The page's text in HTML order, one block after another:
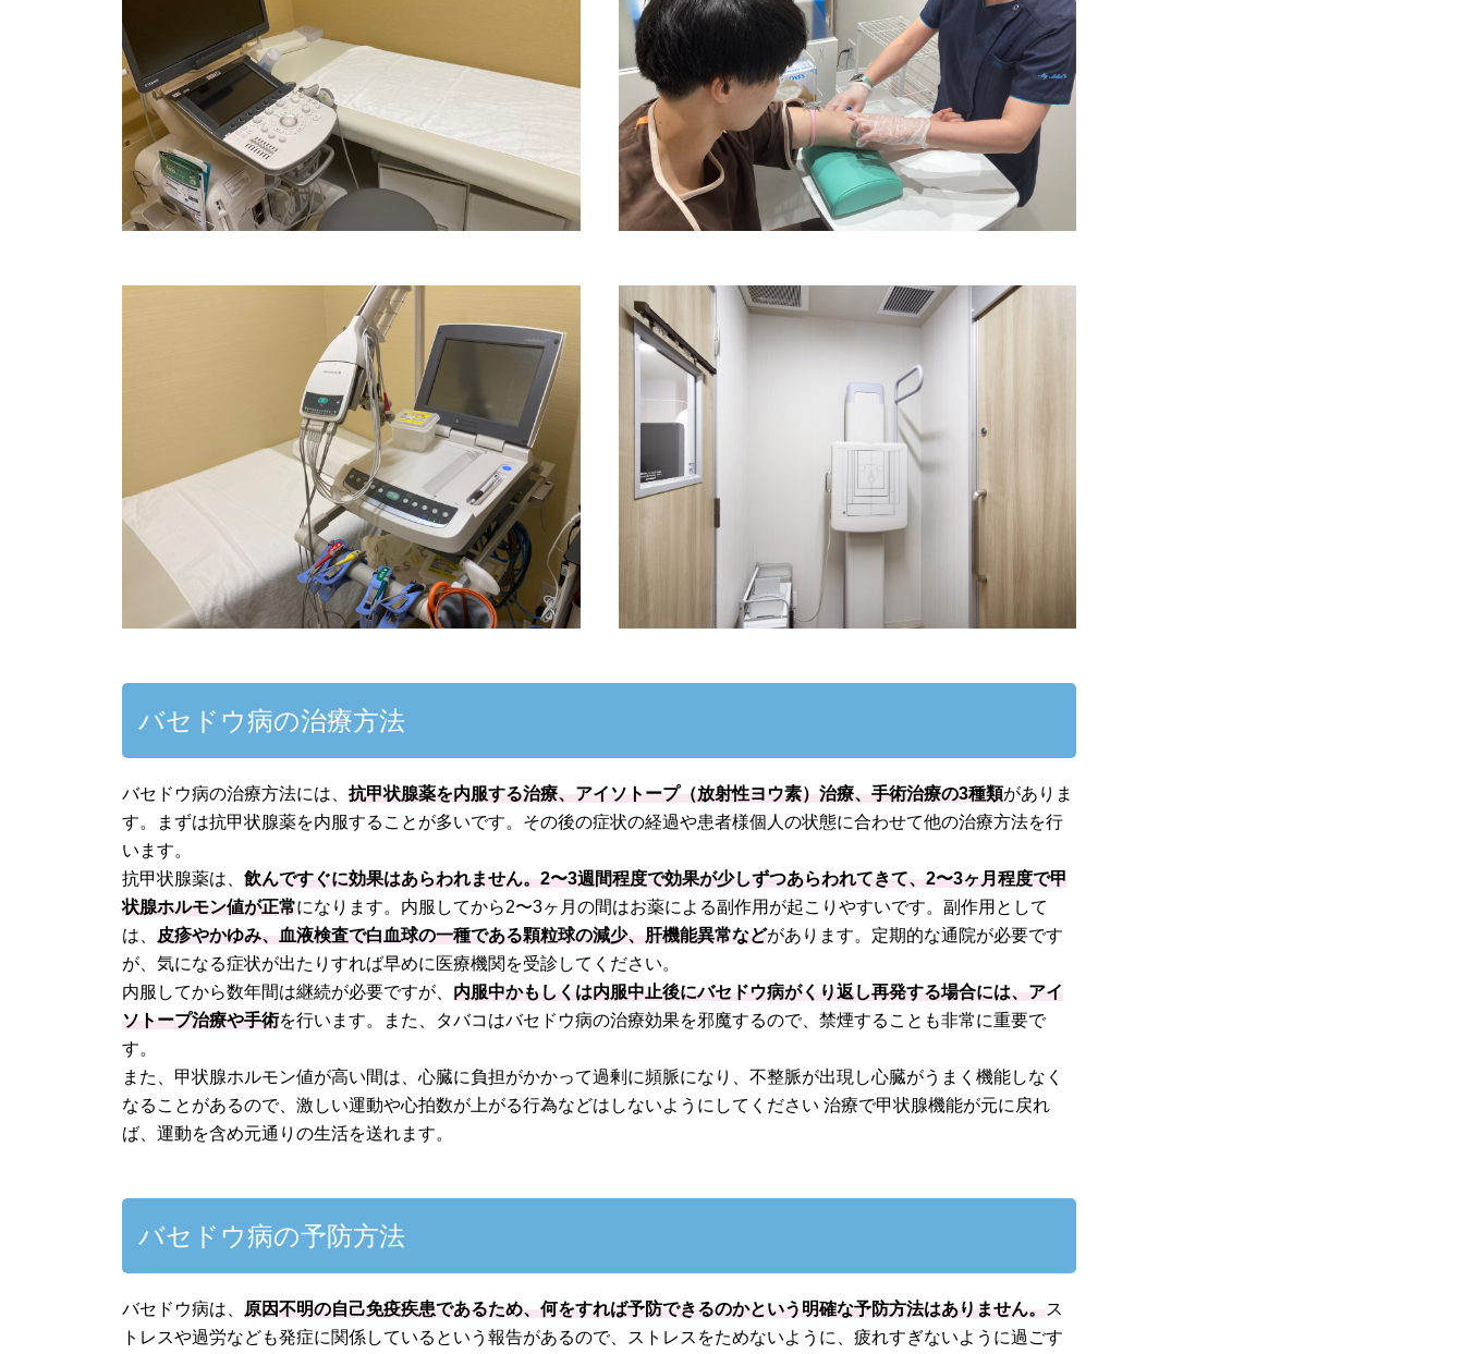
バセドウ病の治療方法
バセドウ病の治療方法には、抗甲状腺薬を内服する治療、アイソトープ（放射性ヨウ素）治療、手術治療の3種類がありま
す。まずは抗甲状腺薬を内服することが多いです。その後の症状の経過や患者様個人の状態に合わせて他の治療方法を行
います。
抗甲状腺薬は、飲んですぐに効果はあらわれません。2〜3週間程度で効果が少しずつあらわれてきて、2〜3ヶ月程度で甲
状腺ホルモン値が正常になります。内服してから2〜3ヶ月の間はお薬による副作用が起こりやすいです。副作用として
は、皮疹やかゆみ、血液検査で白血球の一種である顆粒球の減少、肝機能異常などがあります。定期的な通院が必要です
が、気になる症状が出たりすれば早めに医療機関を受診してください。
内服してから数年間は継続が必要ですが、 内服中かもしくは内服中止後にバセドウ病がくり返し再発する場合には、アイ
ソトープ治療や手術を行います。また、タバコはバセドウ病の治療効果を邪魔するので、禁煙することも非常に重要で
す。
また、甲状腺ホルモン値が高い間は、心臓に負担がかかって過剰に頻脈になり、不整脈が出現し心臓がうまく機能しなく
なることがあるので、激しい運動や心拍数が上がる行為などはしないようにしてください 治療で甲状腺機能が元に戻れ
ば、運動を含め元通りの生活を送れます。
バセドウ病の予防方法
バセドウ病は、 原因不明の自己免疫疾患であるため、何をすれば予防できるのかという明確な予防方法はありません。 ス
トレスや過労なども発症に関係しているという報告があるので、ストレスをためないように、疲れすぎないように過ごす